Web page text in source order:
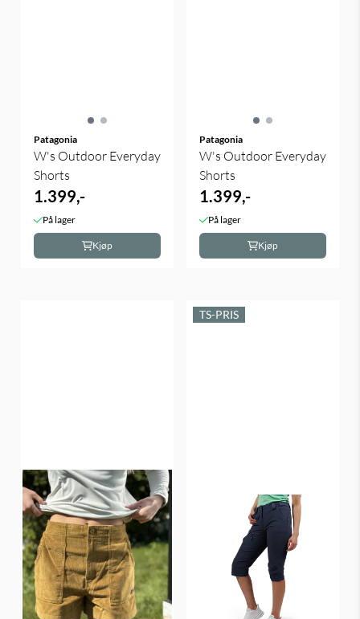
Patagonia
W's Outdoor Everyday
Shorts
1.399,-
På lager
Kjøp
Patagonia
W's Outdoor Everyday
Shorts
1.399,-
På lager
Kjøp